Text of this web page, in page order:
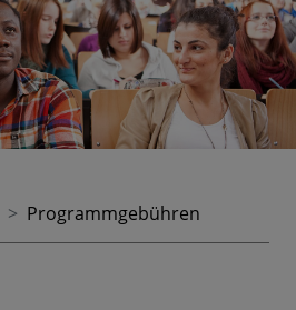
Programmgebühren